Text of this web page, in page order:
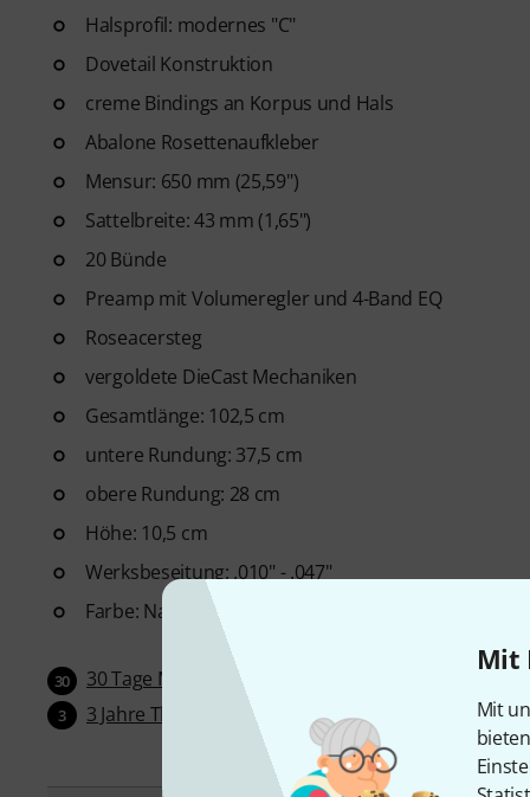
Mit
Mit
Halsprofil: modernes "C"
Dovetail Konstruktion
creme Bindings an Korpus und Hals
Abalone Rosettenaufkleber
Mensur: 650 mm (25,59")
Sattelbreite: 43 mm (1,65")
20 Bünde
Preamp mit Volumeregler und 4-Band EQ
Roseacersteg
vergoldete DieCast Mechaniken
Gesamtlänge: 102,5 cm
untere Rundung: 37,5 cm
obere Rundung: 28 cm
Höhe: 10,5 cm
Werksbeseitung: .010" - .047"
Farbe: Natur matt
30 30 Tage Money-Back-Garantie
3 3 Jahre Thomann Garantie